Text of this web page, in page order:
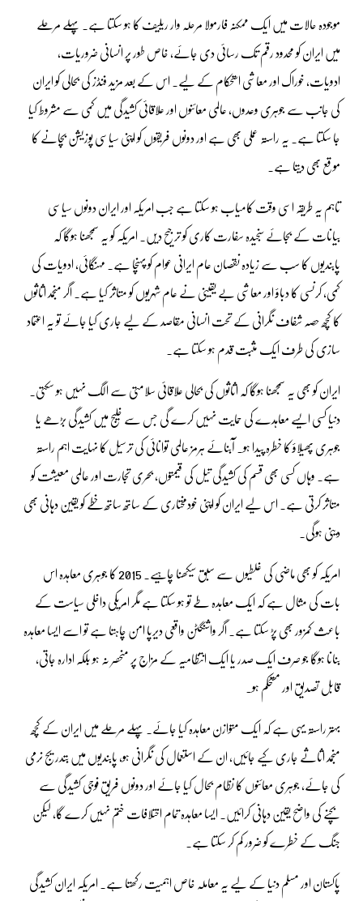
موجودہ حالات میں ایک ممکنہ فارمولا مرحلہ وار ریلیف کا ہو سکتا ہے۔ پہلے مرحلے
میں ایران کو محدود رقم تک رسائی دی جائے، خاص طور پر انسانی ضروریات،
ادویات، خوراک اور معاشی استحکام کے لیے۔ اس کے بعد مزید فنڈز کی بحالی کو ایران
کی جانب سے جوہری وعدوں، عالمی معائنوں اور علاقائی کشیدگی میں کمی سے مشروط کیا
جا سکتا ہے۔ یہ راستہ عملی بھی ہے اور دونوں فریقوں کو اپنی سیاسی پوزیشن بچانے کا
موقع بھی دیتا ہے۔
تاہم یہ طریقہ اسی وقت کامیاب ہو سکتا ہے جب امریکہ اور ایران دونوں سیاسی
بیانات کے بجائے سنجیدہ سفارت کاری کو ترجیح دیں۔ امریکہ کو یہ سمجھنا ہوگا کہ
پابندیوں کا سب سے زیادہ نقصان عام ایرانی عوام کو پہنچا ہے۔ مہنگائی، ادویات کی
کمی، کرنسی کا دباؤ اور معاشی بے یقینی نے عام شہریوں کو متاثر کیا ہے۔ اگر منجمد اثاثوں
کا کچھ حصہ شفاف نگرانی کے تحت انسانی مقاصد کے لیے جاری کیا جائے تو یہ اعتماد
سازی کی طرف ایک مثبت قدم ہو سکتا ہے۔
ایران کو بھی یہ سمجھنا ہوگا کہ اثاثوں کی بحالی علاقائی سلامتی سے الگ نہیں ہو سکتی۔
دنیا کسی ایسے معاہدے کی حمایت نہیں کرے گی جس سے خلیج میں کشیدگی بڑھے یا
جوہری پھیلاؤ کا خطرہ پیدا ہو۔ آبنائے ہرمز عالمی توانائی کی ترسیل کا نہایت اہم راستہ
ہے۔ وہاں کسی بھی قسم کی کشیدگی تیل کی قیمتوں، بحری تجارت اور عالمی معیشت کو
متاثر کرتی ہے۔ اس لیے ایران کو اپنی خودمختاری کے ساتھ ساتھ خطے کو یقین دہانی بھی
دینی ہوگی۔
امریکہ کو بھی ماضی کی غلطیوں سے سبق سیکھنا چاہیے۔ 2015 کا جوہری معاہدہ اس
بات کی مثال ہے کہ ایک معاہدہ طے تو ہو سکتا ہے مگر امریکی داخلی سیاست کے
باعث کمزور بھی پڑ سکتا ہے۔ اگر واشنگٹن واقعی دیرپا امن چاہتا ہے تو اسے ایسا معاہدہ
بنانا ہوگا جو صرف ایک صدر یا ایک انتظامیہ کے مزاج پر منحصر نہ ہو بلکہ ادارہ جاتی،
قابل تصدیق اور مستحکم ہو۔
بہتر راستہ یہی ہے کہ ایک متوازن معاہدہ کیا جائے۔ پہلے مرحلے میں ایران کے کچھ
منجمد اثاثے جاری کیے جائیں، ان کے استعمال کی نگرانی ہو، پابندیوں میں بتدریج نرمی
کی جائے، جوہری معائنوں کا نظام بحال کیا جائے اور دونوں فریق فوجی کشیدگی سے
بچنے کی واضح یقین دہانی کرائیں۔ ایسا معاہدہ تمام اختلافات ختم نہیں کرے گا، لیکن
جنگ کے خطرے کو ضرور کم کر سکتا ہے۔
پاکستان اور مسلم دنیا کے لیے یہ معاملہ خاص اہمیت رکھتا ہے۔ امریکہ ایران کشیدگی